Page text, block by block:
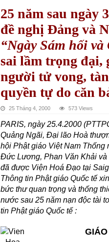
25 năm sau ngày
đề nghị Ðảng và
“Ngày Sám hối
sai lầm trọng đại,
người tử vong,
quyền tự do căn
25 Tháng 4, 2000 573 Views
PARIS, ngày 25.4.2000
Quảng Ngãi, Ðại lão Hoà
hội Phật giáo Việt Nam Thống
Ðức Lương, Phan Văn Khải và
đã được Viện Hoá Ðạo tại
Thông tin Phật giáo Quốc tế
bức thư quan trọng và thống
nước sau 25 năm nạn độc tài
tin Phật giáo Quốc tế :